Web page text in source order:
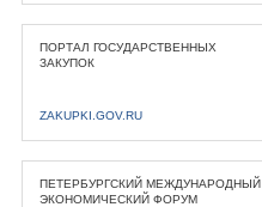
ПОРТАЛ ГОСУДАРСТВЕННЫХ
ЗАКУПОК
ZAKUPKI.GOV.RU
ПЕТЕРБУРГСКИЙ МЕЖДУНАРОДНЫЙ
ЭКОНОМИЧЕСКИЙ ФОРУМ